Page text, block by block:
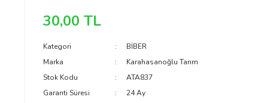
30,00 TL
Kategori
BİBER
Marka
Karahasanoğlu Tarım
Stok Kodu
ATA837
Garanti Süresi
24 Ay